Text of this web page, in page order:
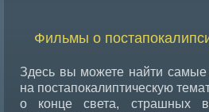
Фильмы о
Здесь вы можете найти
на постапокалиптическую
о конце света, страшных